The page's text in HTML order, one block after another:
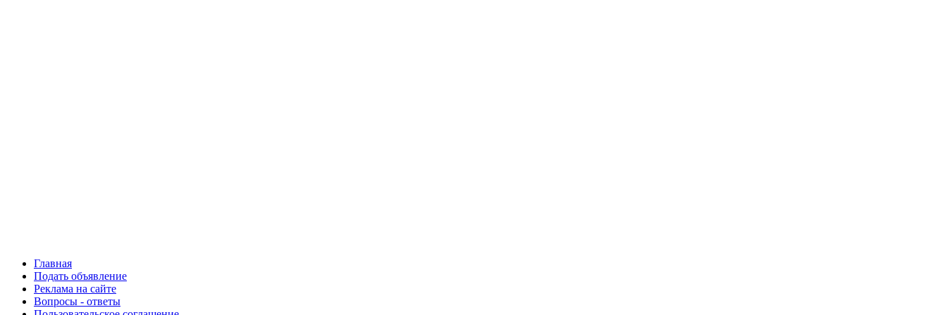
Главная
Подать объявление
Реклама на сайте
Вопросы - ответы